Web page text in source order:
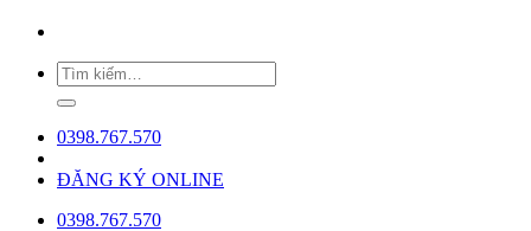
0398.767.570
ĐĂNG KÝ ONLINE
0398.767.570